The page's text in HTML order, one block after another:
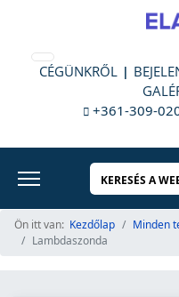
CÉGÜNKRŐL
+361-309-
Ön itt van: Kezdőlap Minden
Lambdaszonda